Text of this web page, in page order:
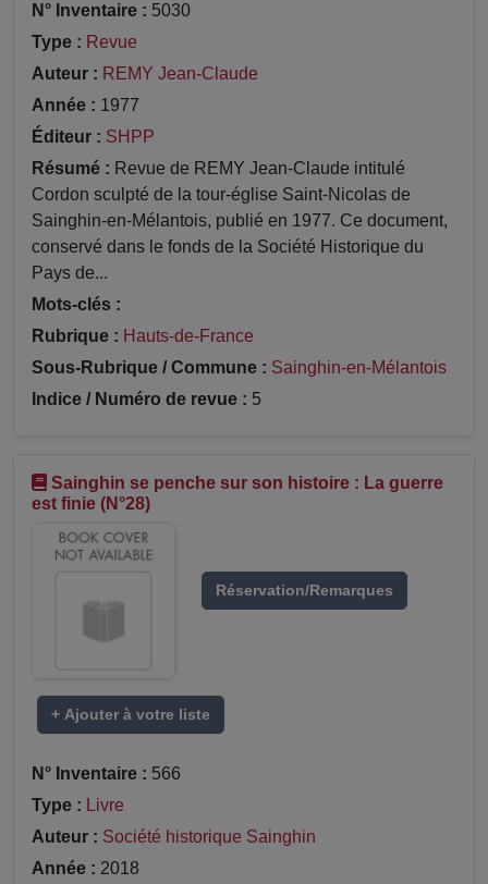
N° Inventaire : 5030
Type : Revue
Auteur : REMY Jean-Claude
Année : 1977
Éditeur : SHPP
Résumé : Revue de REMY Jean-Claude intitulé
Cordon sculpté de la tour-église Saint-Nicolas de
Sainghin-en-Mélantois, publié en 1977. Ce document,
conservé dans le fonds de la Société Historique du
Pays de...
Mots-clés :
Rubrique : Hauts-de-France
Sous-Rubrique / Commune : Sainghin-en-Mélantois
Indice / Numéro de revue : 5
Sainghin se penche sur son histoire : La guerre
est finie (N°28)
Réservation/Remarques
+ Ajouter à votre liste
N° Inventaire : 566
Type : Livre
Auteur : Société historique Sainghin
Année : 2018